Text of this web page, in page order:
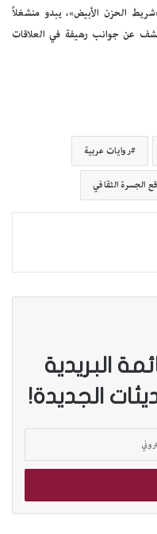
الحزن الأبيض»، يبدو منشغلاً
عن جوانب رهيفة في العلاقات
روايات عربية
الجسرة الثقافي
البريدية
الجديدة!